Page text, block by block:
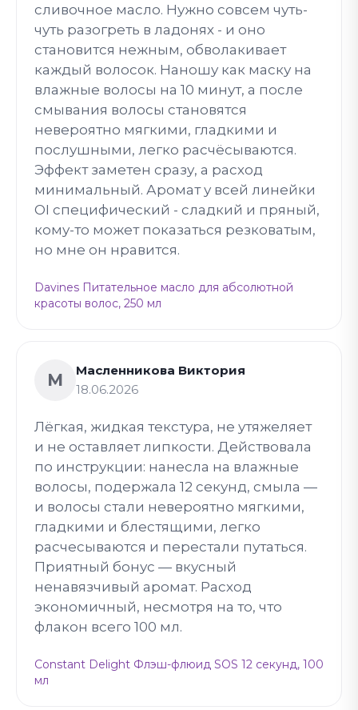
сливочное масло. Нужно совсем чуть-
чуть разогреть в ладонях - и оно
становится нежным, обволакивает
каждый волосок. Наношу как маску на
влажные волосы на 10 минут, а после
смывания волосы становятся
невероятно мягкими, гладкими и
послушными, легко расчёсываются.
Эффект заметен сразу, а расход
минимальный. Аромат у всей линейки
OI специфический - сладкий и пряный,
кому-то может показаться резковатым,
но мне он нравится.
Davines Питательное масло для абсолютной
красоты волос, 250 мл
М
Масленникова Виктория
18.06.2026
Лёгкая, жидкая текстура, не утяжеляет
и не оставляет липкости. Действовала
по инструкции: нанесла на влажные
волосы, подержала 12 секунд, смыла —
и волосы стали невероятно мягкими,
гладкими и блестящими, легко
расчесываются и перестали путаться.
Приятный бонус — вкусный
ненавязчивый аромат. Расход
экономичный, несмотря на то, что
флакон всего 100 мл.
Constant Delight Флэш-флюид SOS 12 секунд, 100
мл